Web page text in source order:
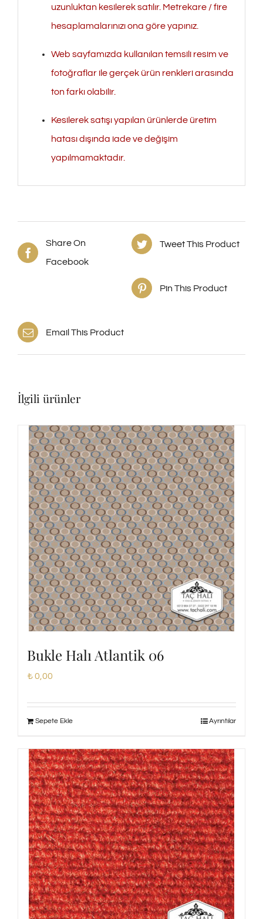
uzunluktan kesilerek satılır. Metrekare / fire
hesaplamalarınızı ona göre yapınız.
Web sayfamızda kullanılan temsili resim ve
fotoğraflar ile gerçek ürün renkleri arasında
ton farkı olabilir.
Kesilerek satışı yapılan ürünlerde üretim
hatası dışında iade ve değişim
yapılmamaktadır.
Share On
Facebook
Tweet This Product
Pin This Product
Email This Product
İlgili ürünler
Bukle Halı Atlantik 06
₺0,00
Sepete Ekle Ayrıntılar